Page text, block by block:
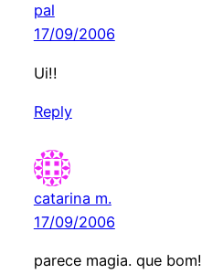
pal
17/09/2006
Ui!!
Reply
catarina m.
17/09/2006
parece magia. que bom!